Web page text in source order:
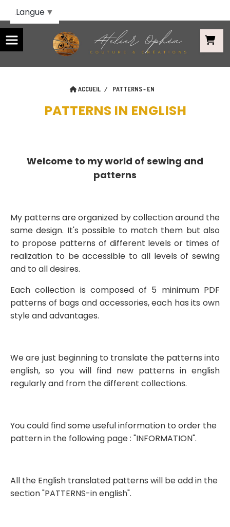
ACCUEIL PATTERNS - EN
PATTERNS IN ENGLISH
Welcome to my world of sewing and
patterns
My patterns are organized by collection around the
same design. It's possible to match them but also
to propose patterns of different levels or times of
realization to be accessible to all levels of sewing
and to all desires.
Each collection is composed of 5 minimum PDF
patterns of bags and accessories, each has its own
style and advantages.
We are just beginning to translate the patterns into
english, so you will find new patterns in english
regularly and from the different collections.
You could find some useful information to order the
pattern in the following page : "INFORMATION".
All the English translated patterns will be add in the
section "PATTERNS-in english".
Langue ▼